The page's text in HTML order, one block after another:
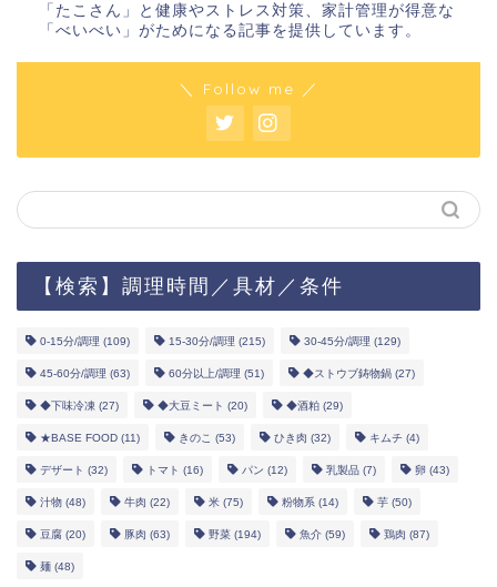
「たこさん」と健康やストレス対策、家計管理が得意な
「べいべい」がためになる記事を提供しています。
＼ Follow me ／
【検索】調理時間／具材／条件
0-15分/調理 (109) 15-30分/調理 (215) 30-45分/調理 (129)
45-60分/調理 (63) 60分以上/調理 (51) ◆ストウブ鋳物鍋 (27)
◆下味冷凍 (27) ◆大豆ミート (20) ◆酒粕 (29)
★BASE FOOD (11) きのこ (53) ひき肉 (32) キムチ (4)
デザート (32) トマト (16) パン (12) 乳製品 (7) 卵 (43)
汁物 (48) 牛肉 (22) 米 (75) 粉物系 (14) 芋 (50)
豆腐 (20) 豚肉 (63) 野菜 (194) 魚介 (59) 鶏肉 (87)
麺 (48)